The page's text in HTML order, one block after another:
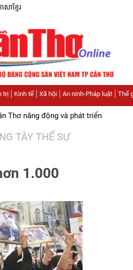
សាខ្មែរ
trị Kinh tế Xã hội An ninh-Pháp luật Thế
Thơ năng động và phát triển
TÂY THẾ SỰ
1.000